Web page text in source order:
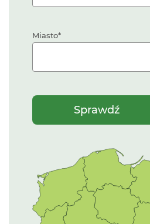
Sprawdź, gdzie
Diety od Brokuła
Miasto
Sprawdź